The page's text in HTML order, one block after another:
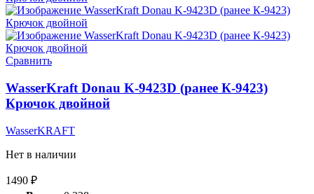
Сравнить
WasserKraft Donau K-9423D (ранее К-9423)
Крючок двойной
WasserKRAFT
Нет в наличии
1490 ₽